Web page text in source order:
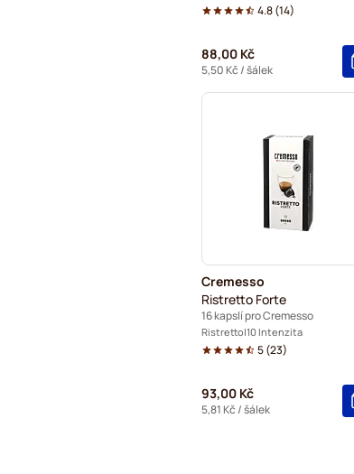
4.8(14)
88,00 Kč
5,50 Kč / šálek
Cremesso
Ristretto Forte
16 kapslí pro Cremesso
Ristretto 10 Intenzita
5(23)
93,00 Kč
5,81 Kč / šálek